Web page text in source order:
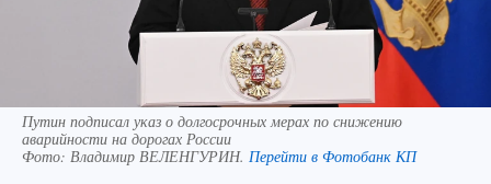
Путин подписал указ о долгосрочных мерах по снижению
аварийности на дорогах России
Фото: Владимир ВЕЛЕНГУРИН. Перейти в Фотобанк КП